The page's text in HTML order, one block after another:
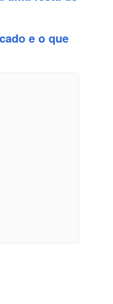
e o que